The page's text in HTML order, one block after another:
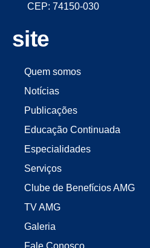
CEP: 74150-030
site
Quem somos
Notícias
Publicações
Educação Continuada
Especialidades
Serviços
Clube de Benefícios AMG
TV AMG
Galeria
Fale Conosco